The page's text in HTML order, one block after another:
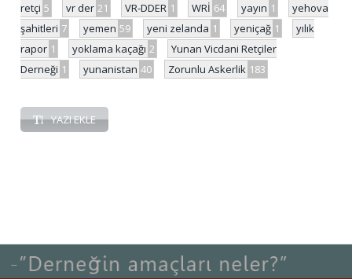
retçi 5 vr der 21 VR-DDER 1 WRİ 64 yayın 1
yehova
şahitleri 7 yemen 59 yeni zelanda 1 yeniçağ 1
yılık
rapor 1 yoklama kaçağı 2
Yunan Vicdani Retçiler
Derneği 1 yunanistan 40 Zorunlu Askerlik 183
YAZI EKLE